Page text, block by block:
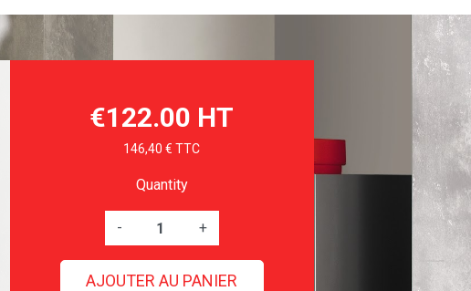
€122.00 HT
146,40 € TTC
Quantity
- +
AJOUTER AU PANIER